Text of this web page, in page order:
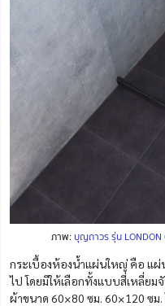
ภาพ: บุญถาวร รุ่น
กระเบื้องห้องน้ำแผ่นใหญ่ คือ แผ่
ไป โดยมีให้เลือกทั้งแบบสี่เหลี่ย
ผ้าขนาด 60×80 ซม. 60×120 ซม